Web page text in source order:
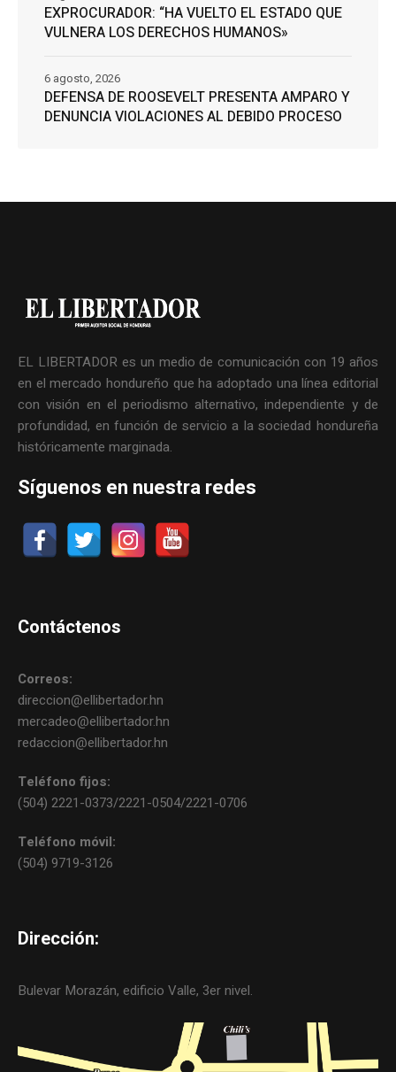
EXPROCURADOR: “HA VUELTO EL ESTADO QUE
VULNERA LOS DERECHOS HUMANOS»
DEFENSA DE ROOSEVELT PRESENTA AMPARO Y
DENUNCIA VIOLACIONES AL DEBIDO PROCESO
6 agosto, 2026
EL LIBERTADOR es un medio de comunicación con 19 años
en el mercado hondureño que ha adoptado una línea editorial
con visión en el periodismo alternativo, independiente y de
profundidad, en función de servicio a la sociedad hondureña
históricamente marginada.
Síguenos en nuestra redes
Contáctenos
Correos:
direccion@ellibertador.hn
mercadeo@ellibertador.hn
redaccion@ellibertador.hn
Teléfono fijos:
(504) 2221-0373/2221-0504/2221-0706
Teléfono móvil:
(504) 9719-3126
Dirección:
Bulevar Morazán, edificio Valle, 3er nivel.